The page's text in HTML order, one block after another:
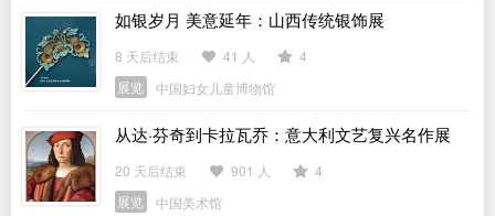
如银岁月 美意延年：山西传统银饰展
8 天后结束 41 人
4
展览
中国妇女儿童博物馆
从达·芬奇到卡拉瓦乔：意大利文艺复兴名作展
20 天后结束 901 人
4
展览
中国美术馆